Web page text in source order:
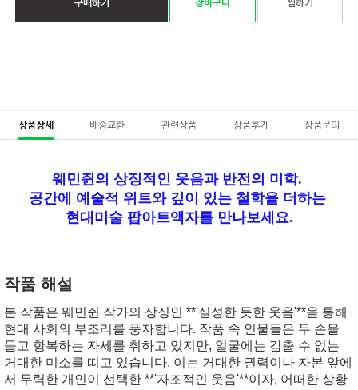
구매하기 장바구니 찜하기
상품상세 배송교환 관련상품 상품후기 상품문의
웨민쥔의 상징적인 웃음과 반전의 미학.
공간에 예술적 위트와 깊이 있는 철학을 더하는
현대미술 팝아트액자를 만나보세요.
작품 해설
본 작품은 웨민쥔 작가의 상징인 **'실성한 듯한 웃음'**을 통해
현대 사회의 부조리를 풍자합니다. 작품 속 인물들은 두 손을
들고 항복하는 자세를 취하고 있지만, 얼굴에는 감출 수 없는
거대한 미소를 띠고 있습니다. 이는 거대한 권력이나 자본 앞에
서 무력한 개인이 선택한 **'자조적인 웃음'**이자, 어떠한 상황